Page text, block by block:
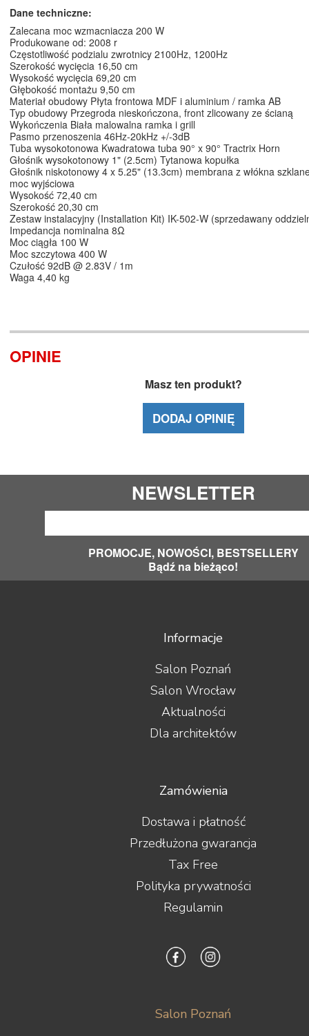
Dane techniczne:
Zalecana moc wzmacniacza 200 W
Produkowane od: 2008 r
Częstotliwość podzialu zwrotnicy 2100Hz, 1200Hz
Szerokość wycięcia 16,50 cm
Wysokość wycięcia 69,20 cm
Głębokość montażu 9,50 cm
Materiał obudowy Płyta frontowa MDF i aluminium / ramka AB
Typ obudowy Przegroda nieskończona, front zlicowany ze ścianą
Wykończenia Biała malowalna ramka i grill
Pasmo przenoszenia 46Hz-20kHz +/-3dB
Tuba wysokotonowa Kwadratowa tuba 90° x 90° Tractrix Horn
Głośnik wysokotonowy 1" (2.5cm) Tytanowa kopułka
Głośnik niskotonowy 4 x 5.25" (13.3cm) membrana z włókna
moc wyjściowa
Wysokość 72,40 cm
Szerokość 20,30 cm
Zestaw instalacyjny (Installation Kit) IK-502-W (sprzedawany
Impedancja nominalna 8Ω
Moc ciągła 100 W
Moc szczytowa 400 W
Czułość 92dB @ 2.83V / 1m
Waga 4,40 kg
OPINIE
Masz ten produkt?
DODAJ OPINIĘ
NEWSLETTER
PROMOCJE, NOWOŚCI, BESTSELLERY
Bądź na bieżąco!
Informacje
Salon Poznań
Salon Wrocław
Aktualności
Dla architektów
Zamówienia
Dostawa i płatność
Przedłużona gwarancja
Tax Free
Polityka prywatności
Regulamin
Salon Poznań